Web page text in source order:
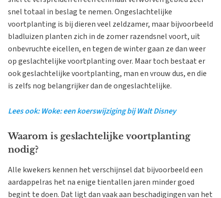
snel totaal in beslag te nemen. Ongeslachtelijke
voortplanting is bij dieren veel zeldzamer, maar bijvoorbeeld
bladluizen planten zich in de zomer razendsnel voort, uit
onbevruchte eicellen, en tegen de winter gaan ze dan weer
op geslachtelijke voortplanting over. Maar toch bestaat er
ook geslachtelijke voortplanting, man en vrouw dus, en die
is zelfs nog belangrijker dan de ongeslachtelijke.
Lees ook: Woke: een koerswijziging bij Walt Disney
Waarom is geslachtelijke voortplanting
nodig?
Alle kwekers kennen het verschijnsel dat bijvoorbeeld een
aardappelras het na enige tientallen jaren minder goed
begint te doen. Dat ligt dan vaak aan beschadigingen van het